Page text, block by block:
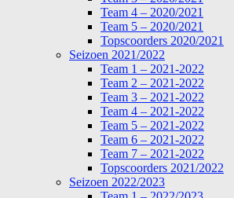
Team 4 – 2020/2021
Team 5 – 2020/2021
Topscoorders 2020/2021
Seizoen 2021/2022
Team 1 – 2021-2022
Team 2 – 2021-2022
Team 3 – 2021-2022
Team 4 – 2021-2022
Team 5 – 2021-2022
Team 6 – 2021-2022
Team 7 – 2021-2022
Topscoorders 2021/2022
Seizoen 2022/2023